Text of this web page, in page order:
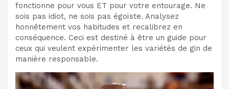
fonctionne pour vous ET pour votre entourage. Ne
sois pas idiot, ne sois pas égoïste. Analysez
honnêtement vos habitudes et recalibrez en
conséquence. Ceci est destiné à être un guide pour
ceux qui veulent expérimenter les variétés de gin de
manière responsable.